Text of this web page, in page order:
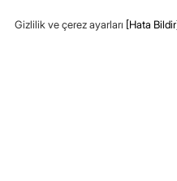
Gizlilik ve çerez ayarları [Hata